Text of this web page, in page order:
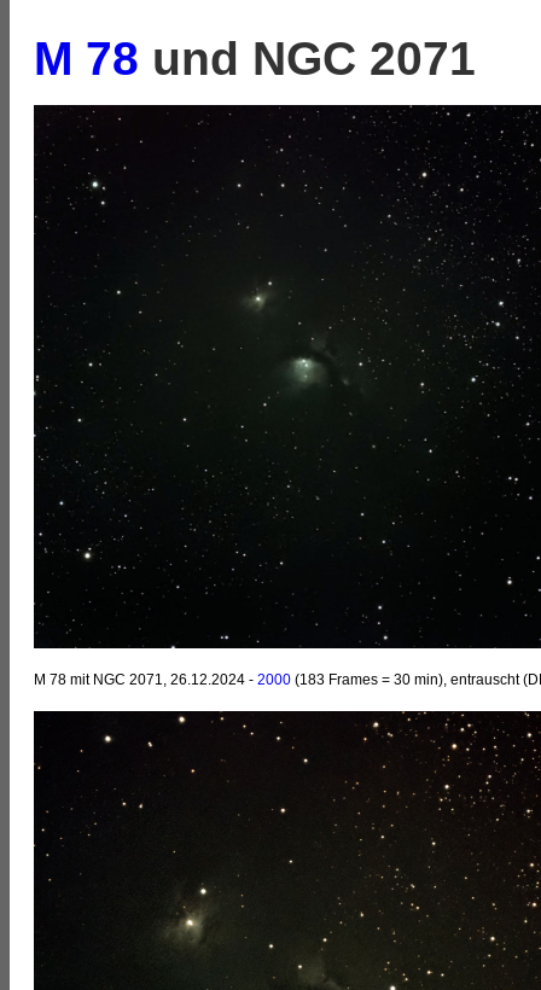
M 78 und NGC 2071
M 78 mit NGC 2071, 26.12.2024 - 2000 (183 Frames = 30 min), entrauscht